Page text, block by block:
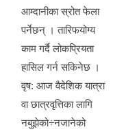
आम्दानीका स्रोत फेला
पर्नेछन् । तारिफयोग्य
काम गर्दै लोकप्रियता
हासिल गर्न सकिनेछ ।
वृष: आज वैदेशिक यात्रा
वा छात्रवृत्तिका लागि
नबुझेको÷नजानेको